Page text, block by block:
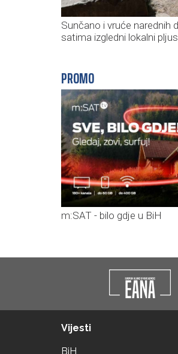
Sunčano i vruće narednih
satima izgledni lokalni
PROMO
m:SAT - bilo gdje u BiH
Vijesti
BiH